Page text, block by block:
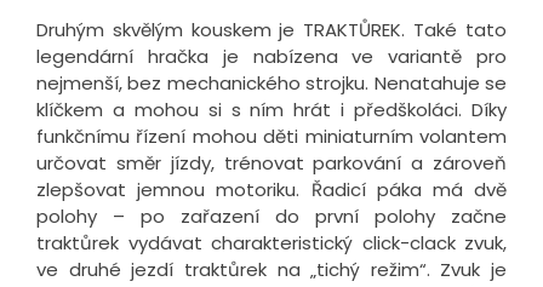
Druhým skvělým kouskem je TRAKTŮREK. Také tato
legendární hračka je nabízena ve variantě pro
nejmenší, bez mechanického strojku. Nenatahuje se
klíčkem a mohou si s ním hrát i předškoláci. Díky
funkčnímu řízení mohou děti miniaturním volantem
určovat směr jízdy, trénovat parkování a zároveň
zlepšovat jemnou motoriku. Řadicí páka má dvě
polohy – po zařazení do první polohy začne
traktůrek vydávat charakteristický click-clack zvuk,
ve druhé jezdí traktůrek na „tichý režim“. Zvuk je